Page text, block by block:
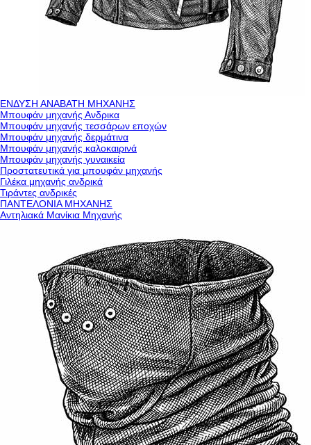
ΕΝΔΥΣΗ ΑΝΑΒΑΤΗ ΜΗΧΑΝΗΣ
Μπουφάν μηχανής Ανδρικα
Μπουφάν μηχανής τεσσάρων εποχών
Μπουφάν μηχανής δερμάτινα
Μπουφάν μηχανής καλοκαιρινά
Μπουφάν μηχανής γυναικεία
Προστατευτικά για μπουφάν μηχανής
Γιλέκα μηχανής ανδρικά
Τιράντες ανδρικές
ΠΑΝΤΕΛΟΝΙΑ ΜΗΧΑΝΗΣ
Αντηλιακά Μανίκια Μηχανής